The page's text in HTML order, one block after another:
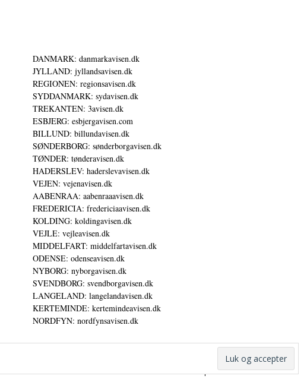
DANMARK: danmarkavisen.dk
JYLLAND: jyllandsavisen.dk
REGIONEN: regionsavisen.dk
SYDDANMARK: sydavisen.dk
TREKANTEN: 3avisen.dk
ESBJERG: esbjergavisen.com
BILLUND: billundavisen.dk
SØNDERBORG: sønderborgavisen.dk
TØNDER: tønderavisen.dk
HADERSLEV: haderslevavisen.dk
VEJEN: vejenavisen.dk
AABENRAA: aabenraaavisen.dk
FREDERICIA: fredericiaavisen.dk
KOLDING: koldingavisen.dk
VEJLE: vejleavisen.dk
MIDDELFART: middelfartavisen.dk
ODENSE: odenseavisen.dk
NYBORG: nyborgavisen.dk
SVENDBORG: svendborgavisen.dk
LANGELAND: langelandavisen.dk
KERTEMINDE: kertemindeavisen.dk
NORDFYN: nordfynsavisen.dk
Annoncer Datapolitik